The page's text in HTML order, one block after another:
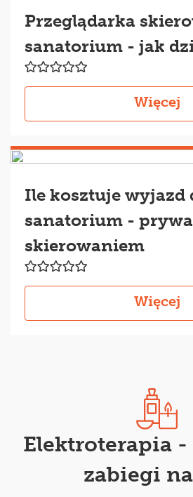
Przeglądarka
sanatorium - jak
Więcej
Ile kosztuje wyjazd
sanatorium -
skierowaniem
Więcej
Elektroterapia -
zabiegi